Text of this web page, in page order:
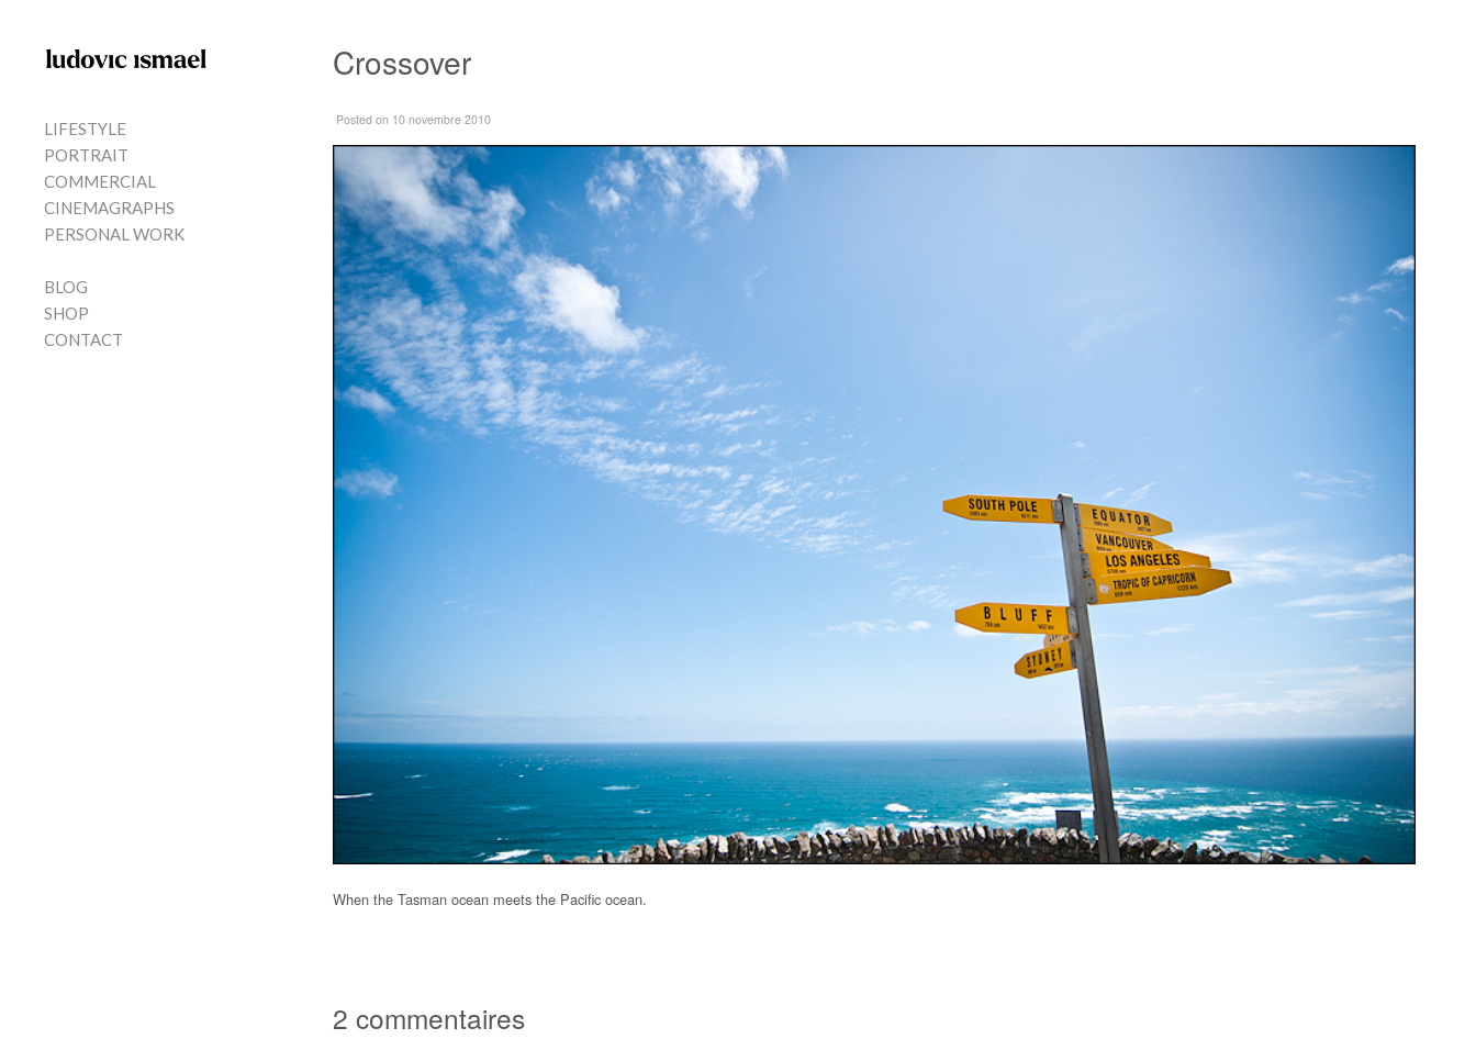
LIFESTYLE
PORTRAIT
COMMERCIAL
CINEMAGRAPHS
PERSONAL WORK
BLOG
SHOP
CONTACT
Crossover
Posted on 10 novembre 2010
When the Tasman ocean meets the Pacific ocean.
2 commentaires